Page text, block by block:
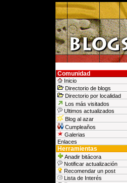
Comunidad
Inicio
Directorio de blogs
Directorio por localidad
Los más visitados
Ultimos actualizados
Blog al azar
Cumpleaños
Galerias
Enlaces
Herramientas
Anadir bitácora
Notificar actualización
Recomendar un post
Lista de Interés